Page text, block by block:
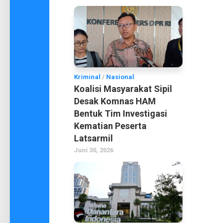
Kriminal / Nasional
Koalisi Masyarakat Sipil
Desak Komnas HAM
Bentuk Tim Investigasi
Kematian Peserta
Latsarmil
Juni 30, 2026